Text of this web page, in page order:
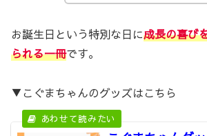
お誕生日という特別な日に成長の喜び
られる一冊です。
▼こぐまちゃんのグッズはこちら